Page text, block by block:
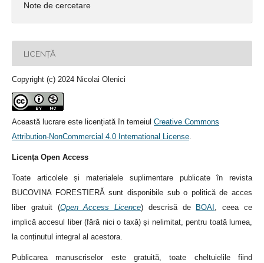
Note de cercetare
LICENȚĂ
Copyright (c) 2024 Nicolai Olenici
Această lucrare este licențiată în temeiul Creative Commons
Attribution-NonCommercial 4.0 International License.
Licența Open Access
Toate articolele și materialele suplimentare publicate în revista
BUCOVINA FORESTIERĂ sunt disponibile sub o politică de acces
liber gratuit (Open Access Licence) descrisă de BOAI , ceea ce
implică accesul liber (fără nici o taxă) și nelimitat, pentru toată lumea,
la conținutul integral al acestora.
Publicarea manuscriselor este gratuită, toate cheltuielile fiind